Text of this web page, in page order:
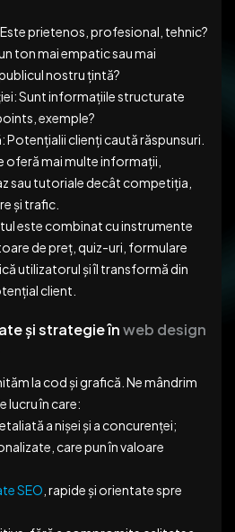
prietenos, profesional, tehnic?
ton mai empatic sau mai
nostru țintă?
Sunt informațiile structurate
exemple?
Potențialii clienți caută răspunsuri.
oferă mai multe informații,
sau tutoriale decât competiția,
și trafic.
este combinat cu instrumente
de preț, quiz-uri, formulare
utilizatorul și îl transformă din
client.
și strategie înweb design
la cod și grafică. Ne mândrim
lucru în care:
a nișei și a concurenței;
care pun în valoare
SEO , rapide și orientate spre